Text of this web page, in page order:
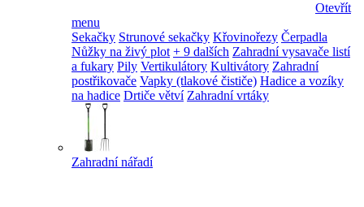
Otevřít
menu
Sekačky Strunové sekačky Křovinořezy Čerpadla
Nůžky na živý plot + 9 dalších Zahradní vysavače listí
a fukary Pily Vertikulátory Kultivátory Zahradní
postřikovače Vapky (tlakové čističe) Hadice a vozíky
na hadice Drtiče větví Zahradní vrtáky
Zahradní nářadí